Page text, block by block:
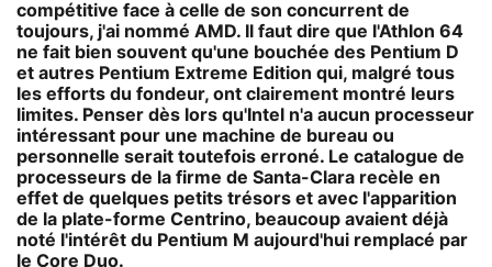
compétitive face à celle de son concurrent de
toujours, j'ai nommé AMD. Il faut dire que l'Athlon 64
ne fait bien souvent qu'une bouchée des Pentium D
et autres Pentium Extreme Edition qui, malgré tous
les efforts du fondeur, ont clairement montré leurs
limites. Penser dès lors qu'Intel n'a aucun processeur
intéressant pour une machine de bureau ou
personnelle serait toutefois erroné. Le catalogue de
processeurs de la firme de Santa-Clara recèle en
effet de quelques petits trésors et avec l'apparition
de la plate-forme Centrino, beaucoup avaient déjà
noté l'intérêt du Pentium M aujourd'hui remplacé par
le Core Duo.